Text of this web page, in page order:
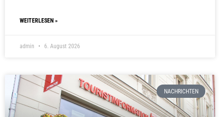
WEITERLESEN »
admin 6. August 2026
NACHRICHTEN